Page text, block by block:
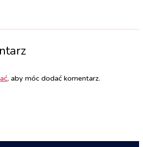
, aby móc dodać komentarz.